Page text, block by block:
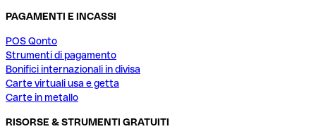
PAGAMENTI E INCASSI
POS Qonto
Strumenti di pagamento
Bonifici internazionali in divisa
Carte virtuali usa e getta
Carte in metallo
RISORSE & STRUMENTI GRATUITI